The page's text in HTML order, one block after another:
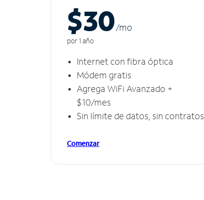
$30/mo
por 1 año
Internet con fibra óptica
Módem gratis
Agrega WiFi Avanzado +
$10/mes
Sin límite de datos, sin contratos
Comenzar